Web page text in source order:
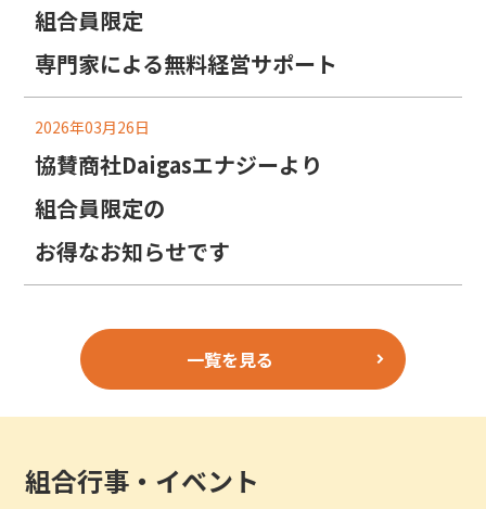
組合員限定
専門家による無料経営サポート
2026年03月26日
協賛商社Daigasエナジーより
組合員限定の
お得なお知らせです
一覧を見る
組合行事・イベント